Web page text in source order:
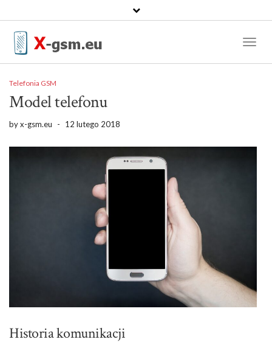
Telefonia GSM
Model telefonu
byx-gsm.eu - 12 lutego 2018
Historia komunikacji